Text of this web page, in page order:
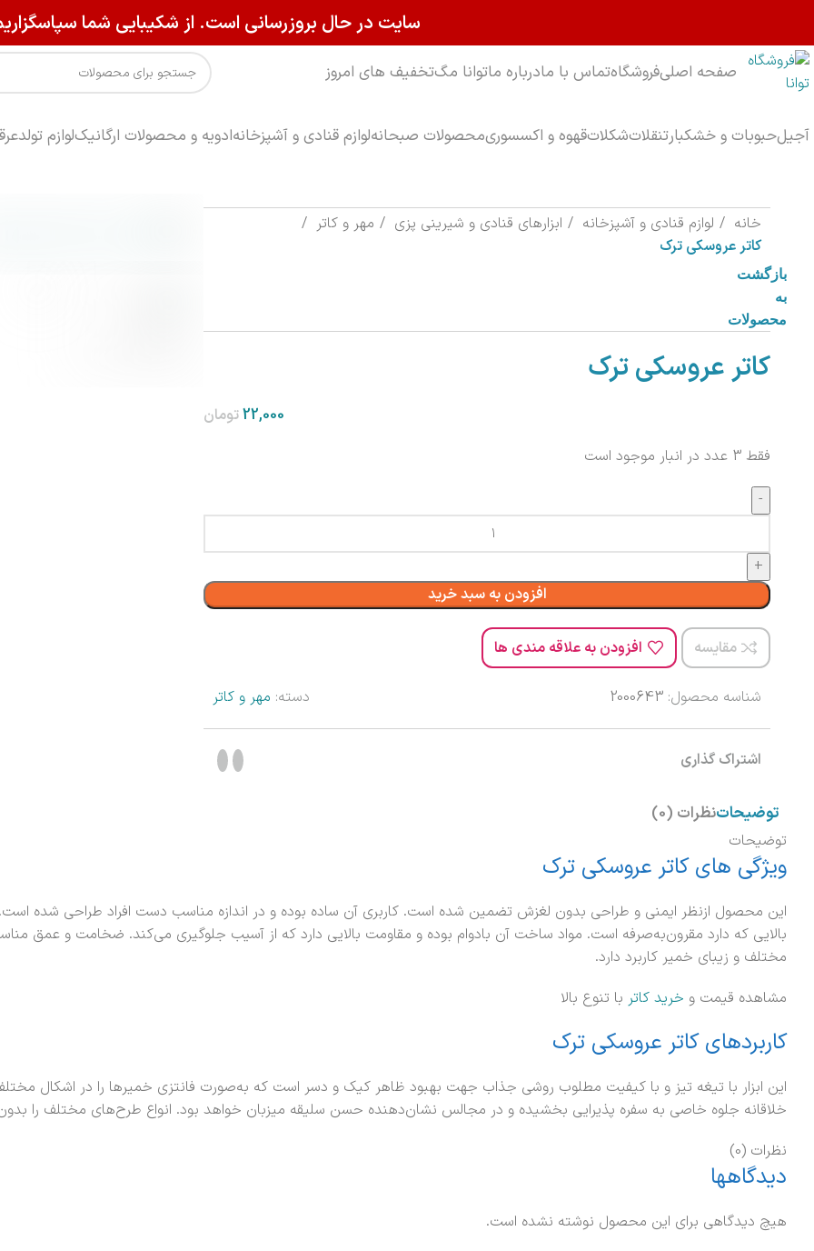
صفحه اصلیفروشگاهتماس با مادرباره ماتوانا مگتخفیف های امروز
آجیلحبوبات و خشکبارتنقلاتشکلاتقهوه و اکسسوریمحصولات صبحانهلوازم قنادی و آشپزخانهادویه و محصولات ارگانیکلوازم تولد
خانه لوازم قنادی و آشپزخانه ابزارهای قنادی و شیرینی پزی
مهر و کاتر
کاتر عروسکی ترک
بازگشت
به
محصولات
کاتر عروسکی ترک
تومان
فقط 3 عدد در انبار موجود است
افزودن به سبد خرید
مقایسه افزودن به علاقه مندی ها
شناسه محصول: 2000643 دسته: مهر و کاتر
اشتراک گذاری
توضیحاتنظرات (0)
توضیحات
ویژگی های کاتر عروسکی ترک
این محصول ازنظر ایمنی و طراحی بدون لغزش تضمین شده است. کاربری آن ساده بوده و در اندازه مناسب دست افراد طراحی شده
بالایی که دارد مقرون‌به‌صرفه است. مواد ساخت آن بادوام بوده و مقاومت بالایی دارد که از آسیب جلوگیری می‌کند. ضخامت و عمق
مختلف و زیبای خمیر کاربرد دارد.
مشاهده قیمت و خرید کاتر با تنوع بالا
کاربردهای کاتر عروسکی ترک
این ابزار با تیغه تیز و با کیفیت مطلوب روشی جذاب جهت بهبود ظاهر کیک و دسر است که به‌صورت فانتزی خمیرها را در
خلاقانه جلوه خاصی به سفره پذیرایی بخشیده و در مجالس نشان‌دهنده حسن سلیقه میزبان خواهد بود. انواع طرح‌های مختلف را بدون
نظرات (0)
دیدگاهها
هیچ دیدگاهی برای این محصول نوشته نشده است.
سایت در حال بروزرسانی است. از شکیبایی شما